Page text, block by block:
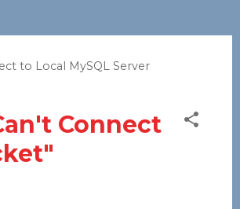
to Local MySQL Server
Connect